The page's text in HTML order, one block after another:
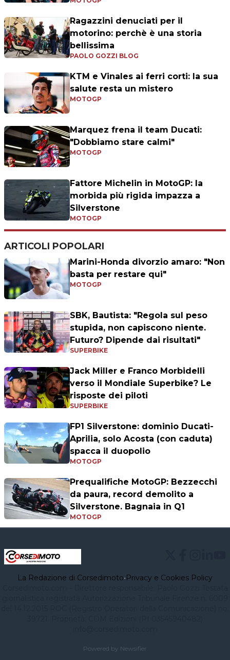
Ragazzini denuciati per il
motorino: perchè è una storia
bellissima
PAOLO GOZZI BLOG
KTM e Vinales ai ferri corti: la sua
salute resta un mistero
MOTOGP
Marquez frena il team Ducati:
"Dobbiamo stare calmi"
MOTOGP
Fattore Michelin in MotoGP: la
morbida più rigida impazza a
Silverstone
MOTOGP
ARTICOLI POPOLARI
Marini-Honda divorzio amaro: "Non
basta per restare qui"
MOTOGP
SBK, Bautista: "Regola sul peso
stupida, non capiscono niente.
Futuro? Dipende dai risultati"
SUPERBIKE
Jack Miller e Franco Morbidelli
verso il Mondiale Superbike? Le
risposte dei piloti
SUPERBIKE
FP1 Silverstone: dominio Ducati-
Aprilia, solo Acosta (con caduta)
spacca il duopolio
MOTOGP
Prequalifiche MotoGP: Bezzecchi
da paura, record demolito a
Silverstone. Bagnaia in Q1
MOTOGP
La Redazione di Corsedimoto•Privacy e Cookies Policy
Powered by Newsifier